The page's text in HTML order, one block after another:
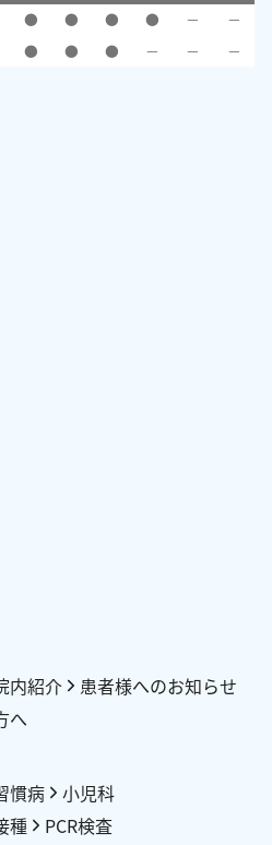
● ● ● ● －
－
● ● ● － － －
内紹介
患者様へのお知らせ
へ
慣病
小児科
種
PCR検査